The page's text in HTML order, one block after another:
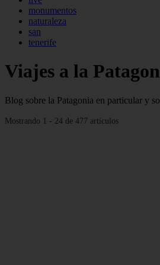
monumentos
naturaleza
san
tenerife
Viajes a la
Blog sobre la Patagonia en particular y
Mostrando 1 - 24 de 477 artículos